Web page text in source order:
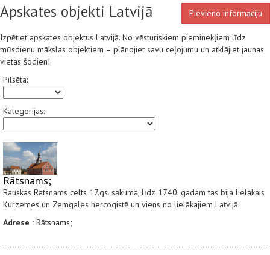
Apskates objekti Latvijā Pievieno informāciju
Izpētiet apskates objektus Latvijā. No vēsturiskiem pieminekļiem līdz
mūsdienu mākslas objektiem – plānojiet savu ceļojumu un atklājiet jaunas
vietas šodien!
Pilsēta:
Kategorijas:
Rātsnams;
Bauskas Rātsnams celts 17.gs. sākumā, līdz 1740. gadam tas bija lielākais
Kurzemes un Zemgales hercogistē un viens no lielākajiem Latvijā.
Adrese : Rātsnams;